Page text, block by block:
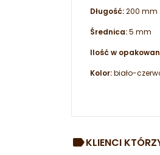
Długość:200 mm
Średnica:5 mm
Ilość w
Kolor:biało-
KLIENCI